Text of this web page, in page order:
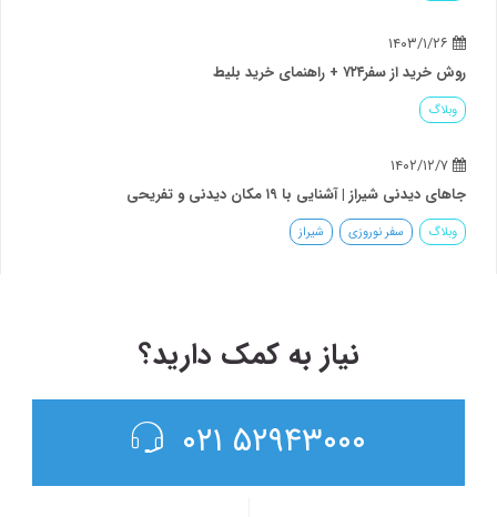
روش خرید از سفر۷۲۴ + راهنمای خرید بلیط
وبلاگ
جاهای دیدنی شیراز | آشنایی با ۱۹ مکان دیدنی و تفریحی
وبلاگ سفر نوروزی شیراز
نیاز به کمک دارید؟
۵۲۹۴۳۰۰۰ ۰۲۱